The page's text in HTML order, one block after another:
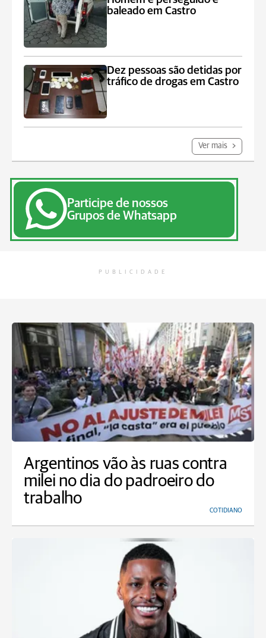
baleado em Castro
Dez pessoas são detidas por
tráfico de drogas em Castro
Ver mais
Participe de nossos
Grupos de Whatsapp
PUBLICIDADE
Argentinos vão às ruas contra
milei no dia do padroeiro do
trabalho
COTIDIANO